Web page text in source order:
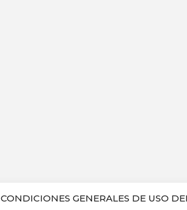
CONDICIONES GENERALES DE USO